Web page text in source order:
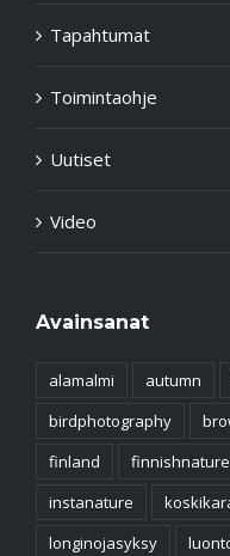
Tapahtumat
Toimintaohje
Uutiset
Video
Avainsanat
alamalmi autumn
birdphotography
finland
finnishnature
instanature
longinojasyksy